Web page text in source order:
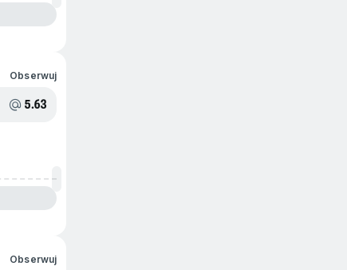
Obserwuj
5.63
Obserwuj